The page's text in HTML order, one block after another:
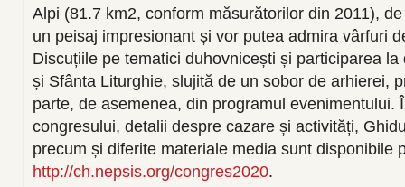
Alpi (81.7 km2, conform măsurătorilor din 2011),
un peisaj impresionant și vor putea admira vârfuri
Discuțiile pe tematici duhovnicești și participarea la
și Sfânta Liturghie, slujită de un sobor de arhierei,
parte, de asemenea, din programul evenimentului.
congresului, detalii despre cazare și activități,
precum și diferite materiale media sunt disponibile
http://ch.nepsis.org/congres2020.